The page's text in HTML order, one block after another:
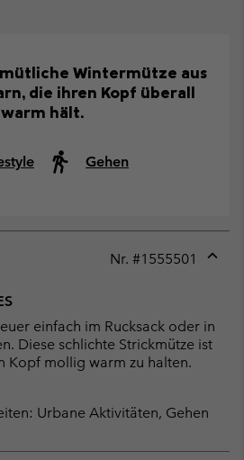
Wintermütze aus
die ihren Kopf überall
warm hält.
Gehen
Nr. #1555501
einfach im Rucksack oder in
Diese schlichte Strickmütze ist
Kopf mollig warm zu halten.
Urbane Aktivitäten, Gehen